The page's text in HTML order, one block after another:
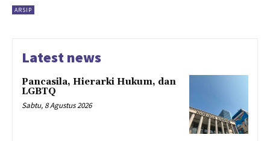
ARSIP
Latest news
Pancasila, Hierarki Hukum, dan
LGBTQ
Sabtu, 8 Agustus 2026